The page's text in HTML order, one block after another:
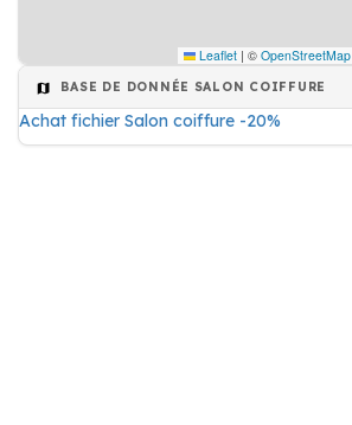
Leaflet | © OpenStreetMap
BASE DE DONNÉE SALON COIFFURE
Achat fichier Salon coiffure -20%